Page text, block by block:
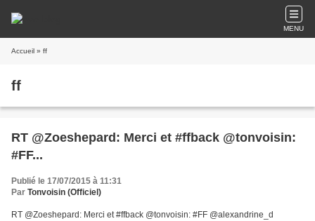
MENU
Accueil » ff
ff
RT @Zoeshepard: Merci et #ffback @tonvoisin:
#FF...
Publié le 17/07/2015 à 11:31
Par Tonvoisin (Officiel)
RT @Zoeshepard: Merci et #ffback @tonvoisin: #FF @alexandrine_d